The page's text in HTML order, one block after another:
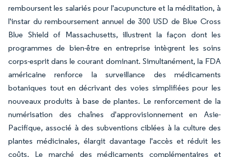
remboursent les salariés pour l'acupuncture et la méditation, à
l'instar du remboursement annuel de 300 USD de Blue Cross
Blue Shield of Massachusetts, illustrent la façon dont les
programmes de bien-être en entreprise intègrent les soins
corps-esprit dans le courant dominant. Simultanément, la FDA
américaine renforce la surveillance des médicaments
botaniques tout en décrivant des voies simplifiées pour les
nouveaux produits à base de plantes. Le renforcement de la
numérisation des chaînes d'approvisionnement en Asie-
Pacifique, associé à des subventions ciblées à la culture des
plantes médicinales, élargit davantage l'accès et réduit les
coûts. Le marché des médicaments complémentaires et